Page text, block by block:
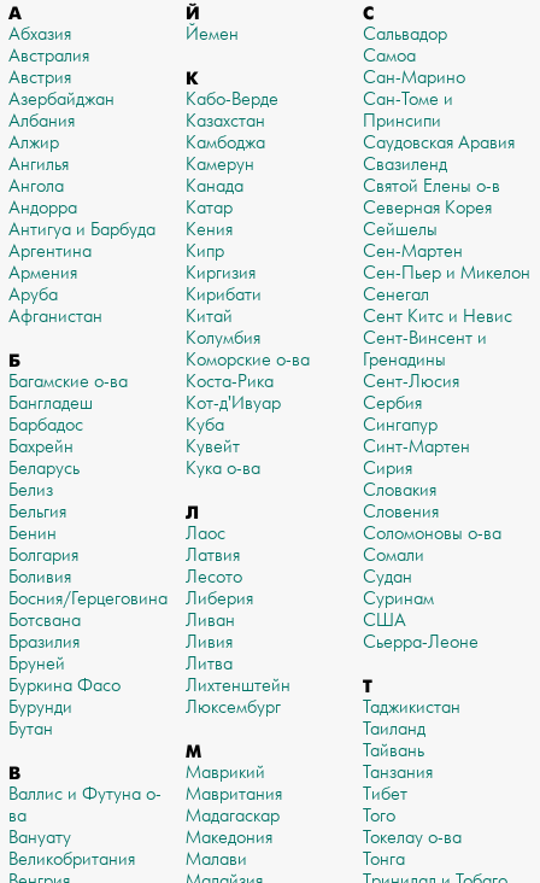
А
Абхазия
Австралия
Австрия
Азербайджан
Албания
Алжир
Ангилья
Ангола
Андорра
Антигуа и Барбуда
Аргентина
Армения
Аруба
Афганистан
Б
Багамские о-ва
Бангладеш
Барбадос
Бахрейн
Беларусь
Белиз
Бельгия
Бенин
Болгария
Боливия
Босния/Герцеговина
Ботсвана
Бразилия
Бруней
Буркина Фасо
Бурунди
Бутан
В
Валлис и Футуна о-
ва
Вануату
Великобритания
Й
Йемен
К
Кабо-Верде
Казахстан
Камбоджа
Камерун
Канада
Катар
Кения
Кипр
Киргизия
Кирибати
Китай
Колумбия
Коморские о-ва
Коста-Рика
Кот-д'Ивуар
Куба
Кувейт
Кука о-ва
Л
Лаос
Латвия
Лесото
Либерия
Ливан
Ливия
Литва
Лихтенштейн
Люксембург
М
Маврикий
Мавритания
Мадагаскар
Македония
Малави
С
Сальвадор
Самоа
Сан-Марино
Сан-Томе и
Принсипи
Саудовская Аравия
Свазиленд
Святой Елены о-в
Северная Корея
Сейшелы
Сен-Мартен
Сен-Пьер и Микелон
Сенегал
Сент Китс и Невис
Сент-Винсент и
Гренадины
Сент-Люсия
Сербия
Сингапур
Синт-Мартен
Сирия
Словакия
Словения
Соломоновы о-ва
Сомали
Судан
Суринам
США
Сьерра-Леоне
Т
Таджикистан
Таиланд
Тайвань
Танзания
Тибет
Того
Токелау о-ва
Тонга